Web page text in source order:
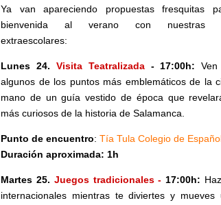
Ya van apareciendo propuestas fresquitas
bienvenida al verano con nuestras
extraescolares:
Lunes 24. Visita Teatralizada - 17:00h:
algunos de los puntos más emblemáticos de la
mano de un guía vestido de época que
más curiosos de la historia de Salamanca.
Punto de encuentro: Tía Tula Colegio de
Duración aproximada: 1h
Martes 25. Juegos tradicionales - 17:00h:
internacionales mientras te diviertes y